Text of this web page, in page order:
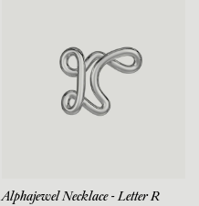
Alphajewel Necklace - Letter R